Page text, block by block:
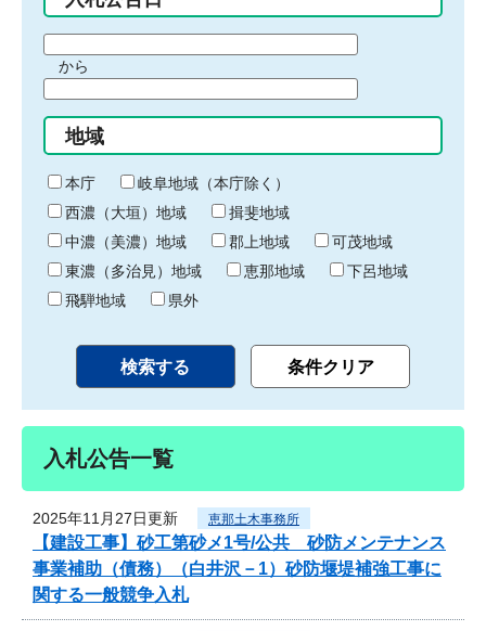
間
始
り
から
間
終
わ
り
地域
本庁
岐阜地域（本庁除く）
西濃（大垣）地域
揖斐地域
中濃（美濃）地域
郡上地域
可茂地域
東濃（多治見）地域
恵那地域
下呂地域
飛騨地域
県外
入札公告一覧
2025年11月27日更新 恵那土木事務所
【建設工事】砂工第砂メ1号/公共 砂防メンテナンス
事業補助（債務）（白井沢－1）砂防堰堤補強工事に
関する一般競争入札